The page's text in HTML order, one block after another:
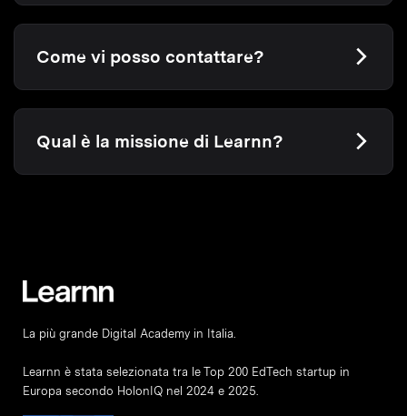
Come vi posso contattare?
Qual è la missione di Learnn?
La più grande Digital Academy in Italia.
Learnn è stata selezionata tra le Top 200 EdTech startup in
Europa secondo HolonIQ nel 2024 e 2025.